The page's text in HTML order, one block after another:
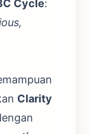
Cycle:
Clarity